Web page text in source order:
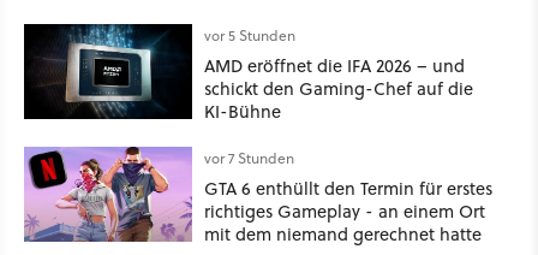
Kommentare zeigt, dass es nicht so
einfach ist
vor 5 Stunden
AMD eröffnet die IFA 2026 – und
schickt den Gaming-Chef auf die
KI-Bühne
vor 7 Stunden
GTA 6 enthüllt den Termin für erstes
richtiges Gameplay - an einem Ort
mit dem niemand gerechnet hatte